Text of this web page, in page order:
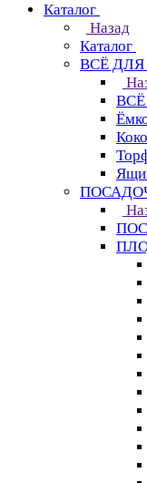
Каталог
Назад
Каталог
ВСЁ